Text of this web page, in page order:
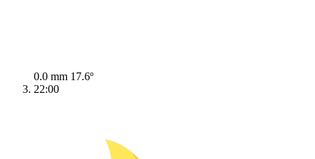
0.0 mm 17.6º
22:00